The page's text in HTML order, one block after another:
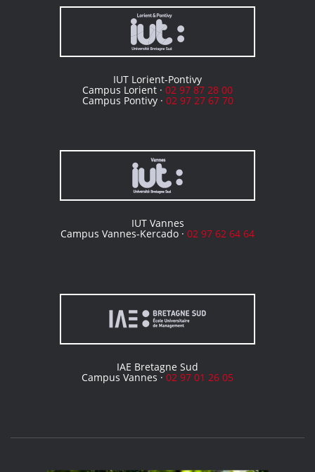
IUT Lorient-Pontivy
Campus Lorient · 02 97 87 28 00
Campus Pontivy · 02 97 27 67 70
IUT Vannes
Campus Vannes-Kercado · 02 97 62 64 64
IAE Bretagne Sud
Campus Vannes ·02 97 01 26 05